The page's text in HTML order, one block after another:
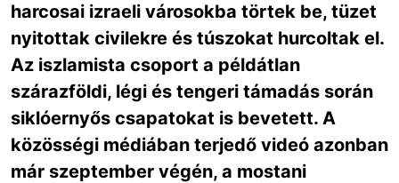
harcosai izraeli városokba törtek be, tüzet
nyitottak civilekre és túszokat hurcoltak el.
Az iszlamista csoport a példátlan
szárazföldi, légi és tengeri támadás során
siklóernyős csapatokat is bevetett. A
közösségi médiában terjedő videó azonban
már szeptember végén, a mostani